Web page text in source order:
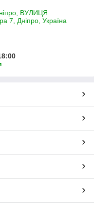
ВУЛИЦЯ
7, Дніпро, Україна